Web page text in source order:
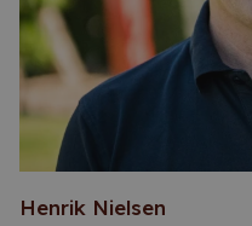
Henrik Nielsen